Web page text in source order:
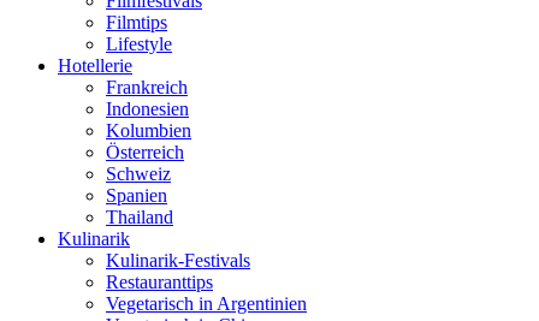
Filmtips
Lifestyle
Hotellerie
Frankreich
Indonesien
Kolumbien
Österreich
Schweiz
Spanien
Thailand
Kulinarik
Kulinarik-Festivals
Restauranttips
Vegetarisch in Argentinien